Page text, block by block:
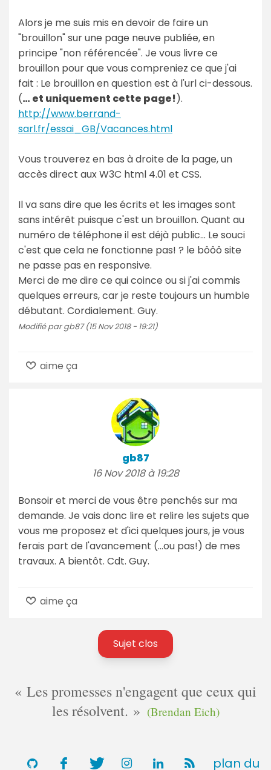
Alors je me suis mis en devoir de faire un
"brouillon" sur une page neuve publiée, en
principe "non référencée". Je vous livre ce
brouillon pour que vous compreniez ce que j'ai
fait : Le brouillon en question est à l'url ci-dessous.
(… et uniquement cette page!).
http://www.berrand-
sarl.fr/essai_GB/Vacances.html
Vous trouverez en bas à droite de la page, un
accès direct aux W3C html 4.01 et CSS.
Il va sans dire que les écrits et les images sont
sans intérêt puisque c'est un brouillon. Quant au
numéro de téléphone il est déjà public… Le souci
c'est que cela ne fonctionne pas! ? le bôôô site
ne passe pas en responsive.
Merci de me dire ce qui coince ou si j'ai commis
quelques erreurs, car je reste toujours un humble
débutant. Cordialement. Guy.
Modifié par gb87 (15 Nov 2018 - 19:21)
aime ça
gb87
16 Nov 2018 à 19:28
Bonsoir et merci de vous être penchés sur ma
demande. Je vais donc lire et relire les sujets que
vous me proposez et d'ici quelques jours, je vous
ferais part de l'avancement (...ou pas!) de mes
travaux. A bientôt. Cdt. Guy.
aime ça
Sujet clos
Les promesses n'engagent que ceux qui
les résolvent.
(Brendan Eich)
plan du